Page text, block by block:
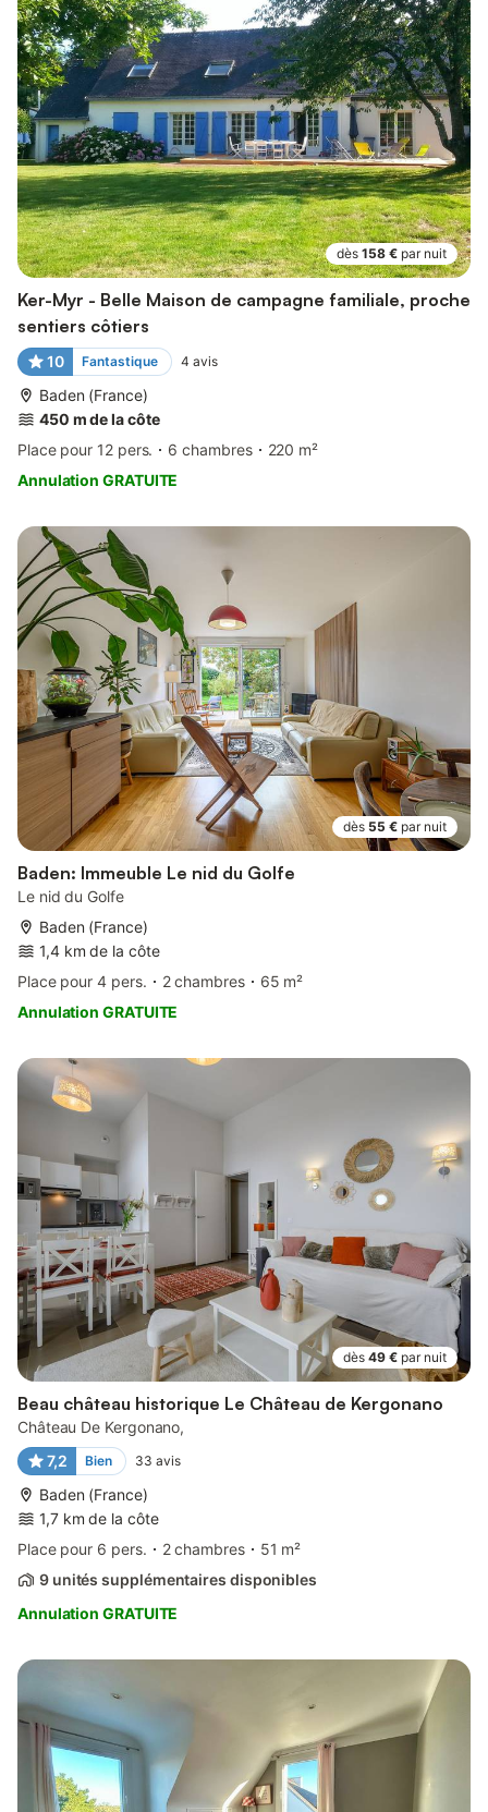
dès 158 € par nuit
Ker-Myr - Belle Maison de campagne familiale, proche
sentiers côtiers
10 Fantastique 4 avis
Baden (France)
450 m de la côte
Place pour 12 pers.
6 chambres
220 m²
Annulation GRATUITE
dès 55 € par nuit
Baden: Immeuble Le nid du Golfe
Le nid du Golfe
Baden (France)
1,4 km de la côte
Place pour 4 pers.
2 chambres
65 m²
Annulation GRATUITE
dès 49 € par nuit
Beau château historique Le Château de Kergonano
Château De Kergonano,
7,2
Bien 33 avis
Baden (France)
1,7 km de la côte
Place pour 6 pers.
2 chambres
51 m²
9 unités supplémentaires disponibles
Annulation GRATUITE